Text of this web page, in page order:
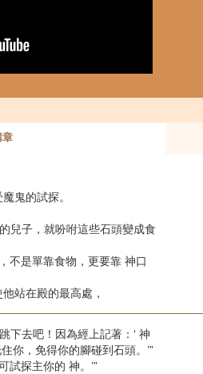
章
鬼的試探。
兒子，就吩咐這些石頭變成食
不是單靠食物，更要靠 神口
站在殿的最高處，
下去吧！因為經上記著：‘ 神
你，免得你的腳碰到石頭。’”
試探主你的 神。’”